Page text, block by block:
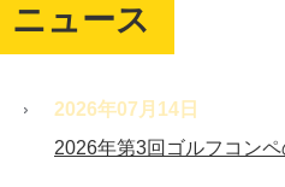
ニュース
2026年07月14日
2026年第3回ゴルフコン